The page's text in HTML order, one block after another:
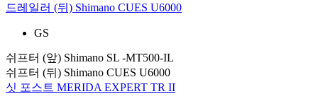
드레일러 (뒤) Shimano CUES U6000
GS
쉬프터 (앞) Shimano SL -MT500-IL
쉬프터 (뒤) Shimano CUES U6000
싯 포스트 MERIDA EXPERT TR II